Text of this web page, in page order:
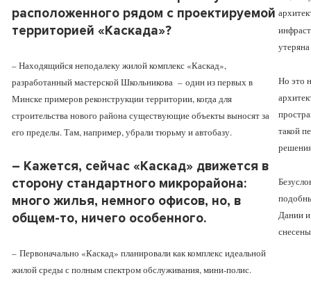
расположенного рядом с проектируемой
территорией «Каскада»?
– Находящийся неподалеку жилой комплекс «Каскад»,
разработанный мастерской Школьникова – один из первых в
Минске примеров реконструкции территории, когда для
строительства нового района существующие объекты выносят за
его пределы. Там, например, убрали тюрьму и автобазу.
– Кажется, сейчас «Каскад» движется в
сторону стандартного микрорайона:
много жилья, немного офисов, но, в
общем-то, ничего особенного.
– Первоначально «Каскад» планировали как комплекс идеальной
жилой среды с полным спектром обслуживания, мини-полис.
Но это
такой
Дании